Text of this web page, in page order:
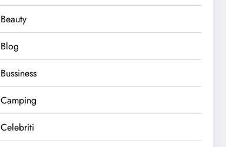
Beauty
Blog
Bussiness
Camping
Celebriti